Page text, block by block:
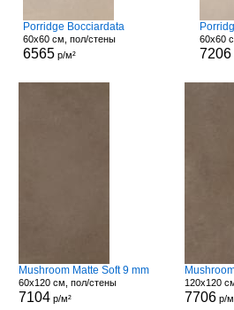
Porridge Bocciardata
60x60 см, пол/стены
6565 р/м²
60x60
7206
Mushroom Matte Soft 9 mm
60x120 см, пол/стены
7104р/м²
120x120
7706 р/